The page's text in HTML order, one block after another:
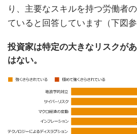
り、主要なスキルを持つ労働者
ていると回答しています（下図参
投資家は特定の大きなリスクが
はない。